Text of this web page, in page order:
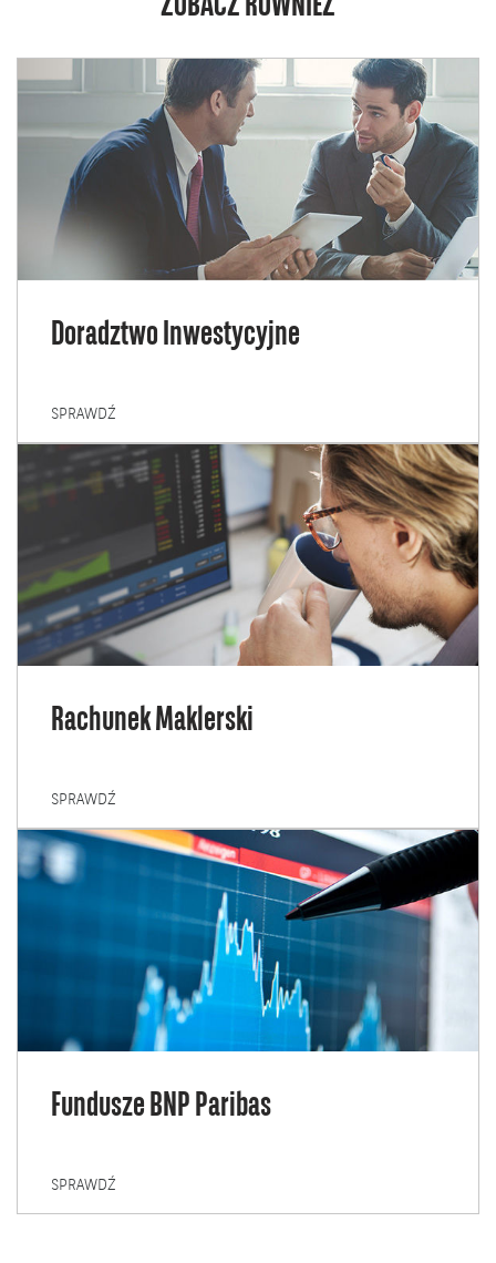
ZOBACZ RÓWNIEŻ
Doradztwo Inwestycyjne
SPRAWDŹ
Rachunek Maklerski
SPRAWDŹ
Fundusze BNP Paribas
SPRAWDŹ